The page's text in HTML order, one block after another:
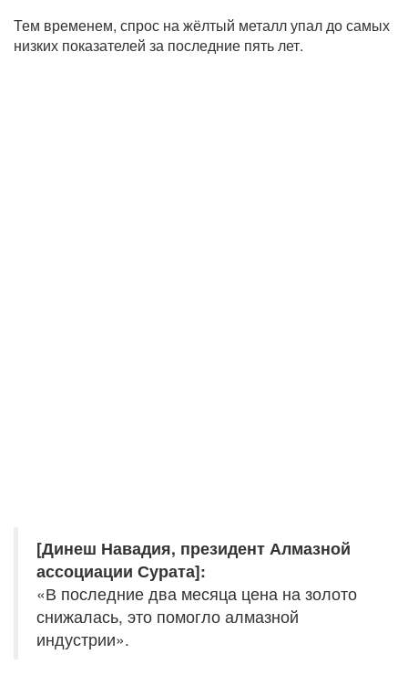
Тем временем, спрос на жёлтый металл упал до самых
низких показателей за последние пять лет.
[Динеш Навадия, президент Алмазной
ассоциации Сурата]:
«В последние два месяца цена на золото
снижалась, это помогло алмазной
индустрии».